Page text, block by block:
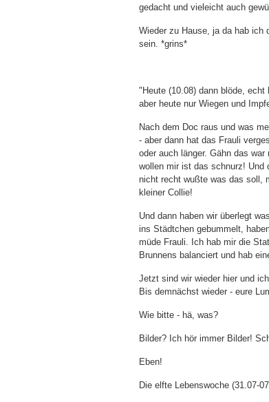
gedacht und vieleicht auch
Wieder zu Hause, ja da hab ich
sein. *grins*
"Heute (10.08) dann blöde,
aber heute nur Wiegen und
Nach dem Doc raus und was
- aber dann hat das Frauli
oder auch länger. Gähn das
wollen mir ist das schnurz! Und
nicht recht wußte was das soll,
kleiner Collie!
Und dann haben wir überlegt
ins Städtchen gebummelt,
müde Frauli. Ich hab mir die
Brunnens balanciert und hab
Jetzt sind wir wieder hier und
Bis demnächst wieder - eure
Wie bitte - hä, was?
Bilder? Ich hör immer Bilder!
Eben!
Die elfte Lebenswoche (31.07-